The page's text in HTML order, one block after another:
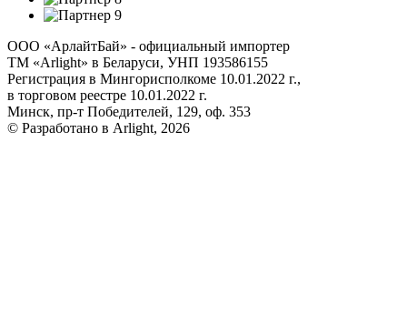
ООО «АрлайтБай» - официальный импортер
ТМ «Arlight» в Беларуси, УНП 193586155
Регистрация в Мингорисполкоме 10.01.2022 г.,
в торговом реестре 10.01.2022 г.
Минск, пр-т Победителей, 129, оф. 353
© Разработано в Arlight, 2026